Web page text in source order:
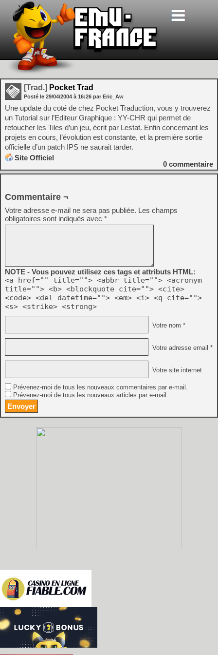
[Trad.] Pocket Trad
Posté le 29/04/2004 à 16:26 par Eric_Aw
Une update du coté de chez Pocket Traduction, vous y trouverez
un Tutorial sur l’Editeur Graphique : YY-CHR qui permet de
retoucher les Tiles d’un jeu, écrit par Lestat. Enfin concernant les
projets en cours, l’évolution est constante, et la première sortie
officielle d’un patch IPS ne saurait tarder.
Site Officiel
0 commentaire
Commentaire ¬
Votre adresse e-mail ne sera pas publiée. Les champs
obligatoires sont indiqués avec *
NOTE - Vous pouvez utilisez ces tags et attributs HTML:
<a href="" title=""> <abbr title=""> <acronym
title=""> <b> <blockquote cite=""> <cite>
<code> <del datetime=""> <em> <i> <q cite="">
<s> <strike> <strong>
Votre nom *
Votre adresse email *
Votre site internet
Prévenez-moi de tous les nouveaux commentaires par e-mail.
Prévenez-moi de tous les nouveaux articles par e-mail.